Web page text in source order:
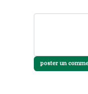
poster un